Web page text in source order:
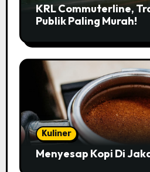
KRL Commuterline,
Publik Paling Murah!
Kuliner
Menyesap Kopi Di